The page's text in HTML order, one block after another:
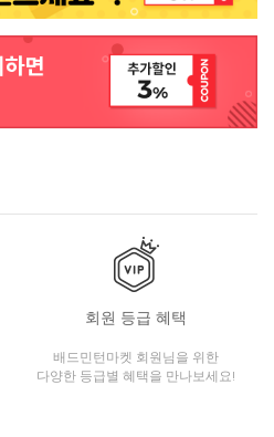
회원 등급 혜택
배드민턴마켓 회원님을 위한
다양한 등급별 혜택을 만나보세요!